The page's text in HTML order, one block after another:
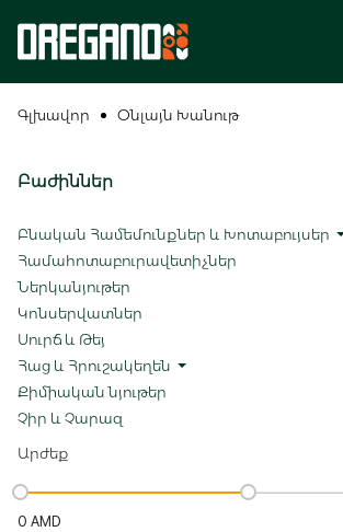
Գլխավոր Օնլայն Խանութ
Բաժիններ
Բնական Համեմունքներ և Խոտաբույսեր
Համահոտաբուրավետիչներ
Ներկանյութեր
Կոնսերվատներ
Սուրճ և Թեյ
Հաց և Հրուշակեղեն
Քիմիական նյութեր
Չիր և Չարազ
Արժեք
0 AMD